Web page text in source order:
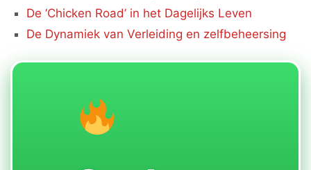
De ‘Chicken Road’ in het Dagelijks Leven
De Dynamiek van Verleiding en zelfbeheersing